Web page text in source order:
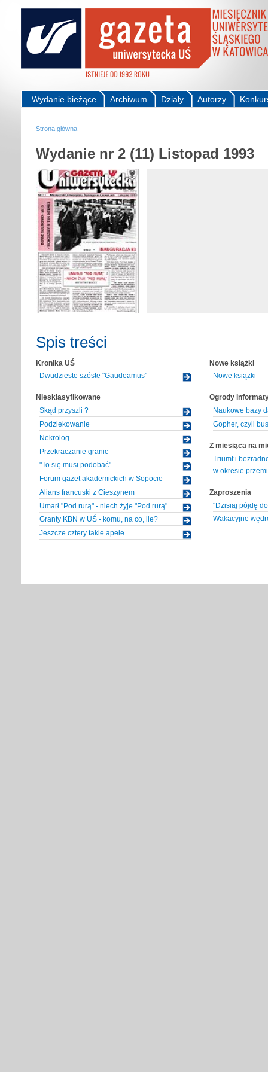
Autorzy
Działy
Archiwum
Wydanie bieżące
Strona główna
Wydanie nr 2 (11) Listopad 1993
Spis treści
Kronika UŚ
Dwudzieste szóste "Gaudeamus"
Niesklasyfikowane
Skąd przyszli ?
Podziekowanie
Nekrolog
Przekraczanie granic
"To się musi podobać"
Forum gazet akademickich w Sopocie
Alians francuski z Cieszynem
Umarł "Pod rurą" - niech żyje "Pod rurą"
Granty KBN w UŚ - komu, na co, ile?
Jeszcze cztery takie apele
Nowe książki
Nowe książki
Ogrody
Naukowe bazy
Gopher, czyli
Z miesiąca na
Triumf i
w okresie
Zaproszenia
"Dzisiaj pójdę
Wakacyjne